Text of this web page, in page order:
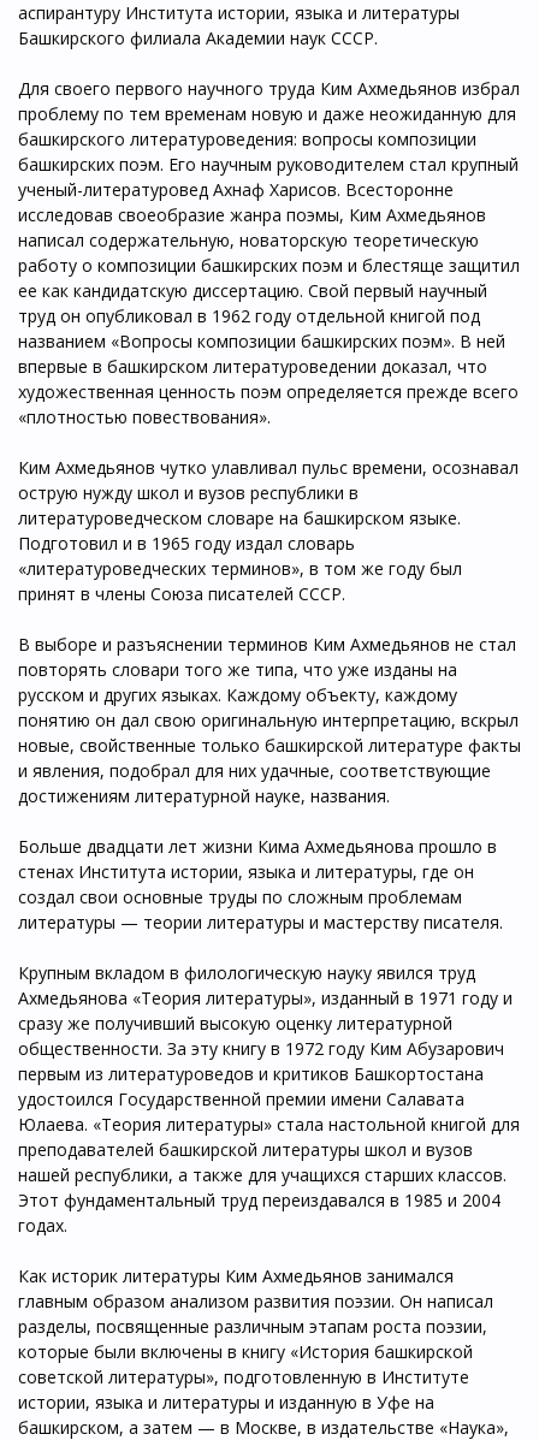
аспирантуру Института истории, языка и литературы
Башкирского филиала Академии наук СССР.
Для своего первого научного труда Ким Ахмедьянов избрал
проблему по тем временам новую и даже неожиданную для
башкирского литературоведения: вопросы композиции
башкирских поэм. Его научным руководителем стал крупный
ученый-литературовед Ахнаф Харисов. Всесторонне
исследовав своеобразие жанра поэмы, Ким Ахмедьянов
написал содержательную, новаторскую теоретическую
работу о композиции башкирских поэм и блестяще защитил
ее как кандидатскую диссертацию. Свой первый научный
труд он опубликовал в 1962 году отдельной книгой под
названием «Вопросы композиции башкирских поэм». В ней
впервые в башкирском литературоведении доказал, что
художественная ценность поэм определяется прежде всего
«плотностью повествования».
Ким Ахмедьянов чутко улавливал пульс времени, осознавал
острую нужду школ и вузов республики в
литературоведческом словаре на башкирском языке.
Подготовил и в 1965 году издал словарь
«литературоведческих терминов», в том же году был
принят в члены Союза писателей СССР.
В выборе и разъяснении терминов Ким Ахмедьянов не стал
повторять словари того же типа, что уже изданы на
русском и других языках. Каждому объекту, каждому
понятию он дал свою оригинальную интерпретацию, вскрыл
новые, свойственные только башкирской литературе факты
и явления, подобрал для них удачные, соответствующие
достижениям литературной науке, названия.
Больше двадцати лет жизни Кима Ахмедьянова прошло в
стенах Института истории, языка и литературы, где он
создал свои основные труды по сложным проблемам
литературы — теории литературы и мастерству писателя.
Крупным вкладом в филологическую науку явился труд
Ахмедьянова «Теория литературы», изданный в 1971 году и
сразу же получивший высокую оценку литературной
общественности. За эту книгу в 1972 году Ким Абузарович
первым из литературоведов и критиков Башкортостана
удостоился Государственной премии имени Салавата
Юлаева. «Теория литературы» стала настольной книгой для
преподавателей башкирской литературы школ и вузов
нашей республики, а также для учащихся старших классов.
Этот фундаментальный труд переиздавался в 1985 и 2004
годах.
Как историк литературы Ким Ахмедьянов занимался
главным образом анализом развития поэзии. Он написал
разделы, посвященные различным этапам роста поэзии,
которые были включены в книгу «История башкирской
советской литературы», подготовленную в Институте
истории, языка и литературы и изданную в Уфе на
башкирском, а затем — в Москве, в издательстве «Наука»,